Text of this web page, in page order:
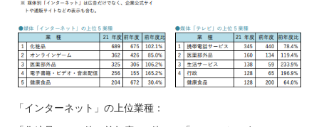
「インターネット」の上位業種：